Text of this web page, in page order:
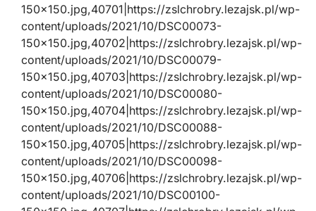
150×150.jpg,40701|https://zslchrobry.lezajsk.pl/wp-
content/uploads/2021/10/DSC00073-
150×150.jpg,40702|https://zslchrobry.lezajsk.pl/wp-
content/uploads/2021/10/DSC00079-
150×150.jpg,40703|https://zslchrobry.lezajsk.pl/wp-
content/uploads/2021/10/DSC00080-
150×150.jpg,40704|https://zslchrobry.lezajsk.pl/wp-
content/uploads/2021/10/DSC00088-
150×150.jpg,40705|https://zslchrobry.lezajsk.pl/wp-
content/uploads/2021/10/DSC00098-
150×150.jpg,40706|https://zslchrobry.lezajsk.pl/wp-
content/uploads/2021/10/DSC00100-